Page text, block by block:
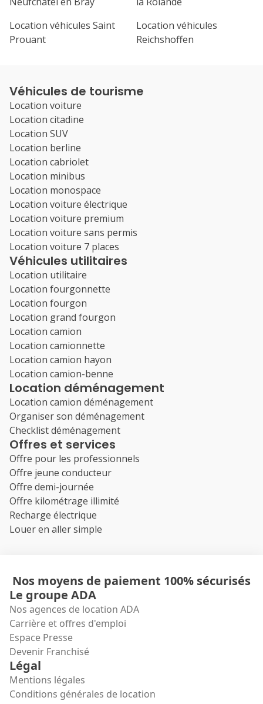
Location véhicules Saint
Prouant
Location véhicules
Reichshoffen
Véhicules de tourisme
Location voiture
Location citadine
Location SUV
Location berline
Location cabriolet
Location minibus
Location monospace
Location voiture électrique
Location voiture premium
Location voiture sans permis
Location voiture 7 places
Véhicules utilitaires
Location utilitaire
Location fourgonnette
Location fourgon
Location grand fourgon
Location camion
Location camionnette
Location camion hayon
Location camion-benne
Location déménagement
Location camion déménagement
Organiser son déménagement
Checklist déménagement
Offres et services
Offre pour les professionnels
Offre jeune conducteur
Offre demi-journée
Offre kilométrage illimité
Recharge électrique
Louer en aller simple
Nos moyens de paiement 100% sécurisés
Le groupe ADA
Nos agences de location ADA
Carrière et offres d'emploi
Espace Presse
Devenir Franchisé
Légal
Mentions légales
Conditions générales de location